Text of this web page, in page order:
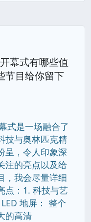
幕式有哪些值
节目给你留下
式是一场融合了
技与奥林匹克精
呈，令人印象深
注的亮点以及给
，我会尽量详细
点：1. 科技与艺
地屏： 整个
的高清